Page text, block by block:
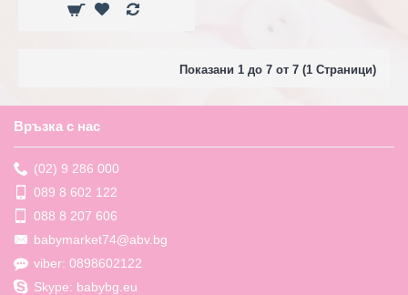
Показани 1 до 7 от 7 (1 Страници)
Връзка с нас
(02) 9 286 000
089 8 602 122
088 8 207 606
babymarket74@abv.bg
viber: 0898602122
Skype: babybg.eu